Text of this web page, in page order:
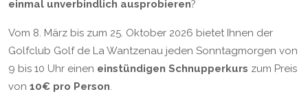
einmal unverbindlich ausprobieren?
Vom 8. März bis zum 25. Oktober 2026 bietet Ihnen der
Golfclub Golf de La Wantzenau jeden Sonntagmorgen von
9 bis 10 Uhr einen einstündigen Schnupperkurs zum Preis
von 10€ pro Person.